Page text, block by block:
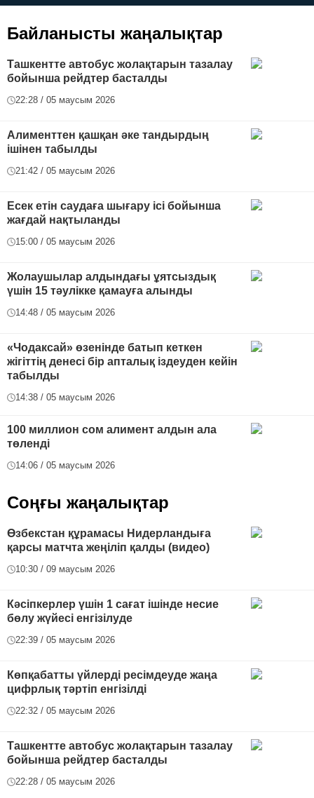
Байланысты жаңалықтар
Ташкентте автобус жолақтарын тазалау
бойынша рейдтер басталды
22:28 / 05 маусым 2026
Алименттен қашқан әке тандырдың
ішінен табылды
21:42 / 05 маусым 2026
Есек етін саудаға шығару ісі бойынша
жағдай нақтыланды
15:00 / 05 маусым 2026
Жолаушылар алдындағы ұятсыздық
үшін 15 тәулікке қамауға алынды
14:48 / 05 маусым 2026
«Чодаксай» өзенінде батып кеткен
жігіттің денесі бір апталық іздеуден кейін
табылды
14:38 / 05 маусым 2026
100 миллион сом алимент алдын ала
төленді
14:06 / 05 маусым 2026
Соңғы жаңалықтар
Өзбекстан құрамасы Нидерландыға
қарсы матчта жеңіліп қалды (видео)
10:30 / 09 маусым 2026
Кәсіпкерлер үшін 1 сағат ішінде несие
бөлу жүйесі енгізілуде
22:39 / 05 маусым 2026
Көпқабатты үйлерді ресімдеуде жаңа
цифрлық тәртіп енгізілді
22:32 / 05 маусым 2026
Ташкентте автобус жолақтарын тазалау
бойынша рейдтер басталды
22:28 / 05 маусым 2026